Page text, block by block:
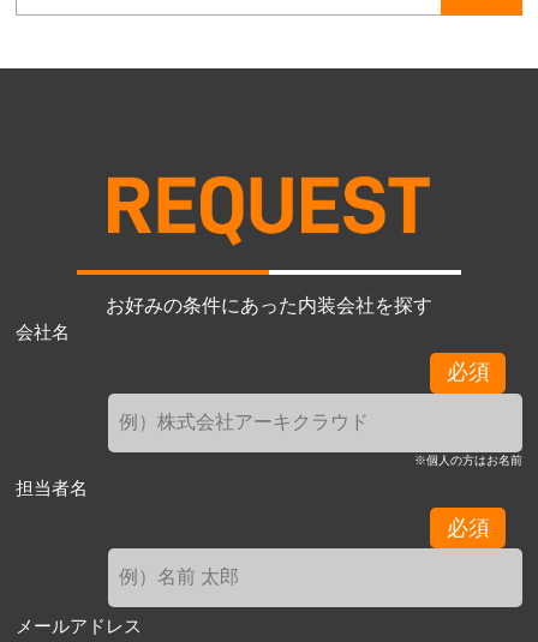
お好みの条件にあった内装会社を探す
会社名
必須
※個人の方はお名前
担当者名
必須
メールアドレス